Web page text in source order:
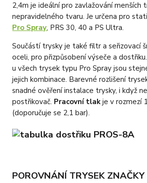
2,4m je ideální pro zavlažování menších
nepravidelného tvaru. Je určena pro
Pro Spray, PRS 30, 40 a PS Ultra.
Součástí trysky je také filtr a seřizovací
oceli, pro přizpůsobení výseče a dostřiku.
u všech trysek typu Pro Spray jsou
jejich kombinace. Barevné rozlišení
snadné ověření instalace trysky, i když
postřikovač. Pracovní tlak je v rozmezí
(doporučuje se 2,1 bar).
POROVNÁNÍ TRYSEK